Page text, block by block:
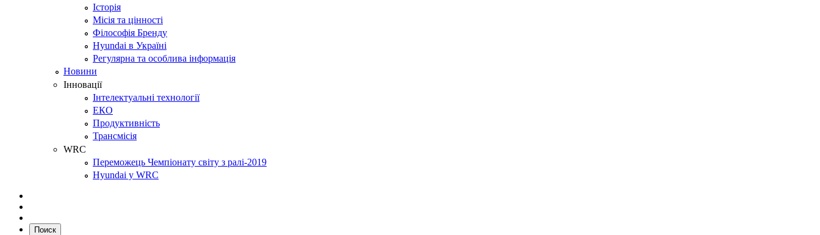
Історія
Місія та цінності
Філософія Бренду
Hyundai в Україні
Регулярна та особлива інформація
Новини
Інновації
Інтелектуальні технології
ЕКО
Продуктивність
Трансмісія
WRC
Переможець Чемпіонату світу з ралі-2019
Hyundai у WRC
Поиск